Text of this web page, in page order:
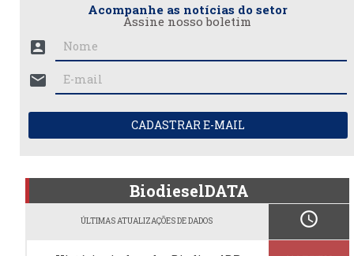
Acompanhe as notícias do setor
Assine nosso boletim
account_box
mail
CADASTRAR E-MAIL
BiodieselDATA
ÚLTIMAS ATUALIZAÇÕES DE DADOS schedule